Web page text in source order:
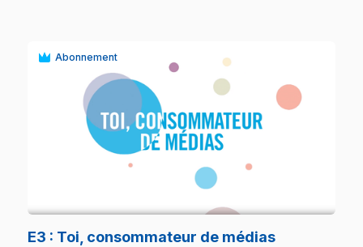
Abonnement
E3 : Toi, consommateur de médias.